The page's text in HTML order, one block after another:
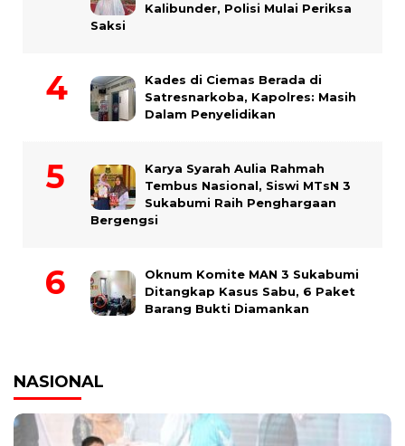
Kalibunder, Polisi Mulai Periksa
Saksi
Kades di Ciemas Berada di
Satresnarkoba, Kapolres: Masih
Dalam Penyelidikan
Karya Syarah Aulia Rahmah
Tembus Nasional, Siswi MTsN 3
Sukabumi Raih Penghargaan
Bergengsi
Oknum Komite MAN 3 Sukabumi
Ditangkap Kasus Sabu, 6 Paket
Barang Bukti Diamankan
NASIONAL